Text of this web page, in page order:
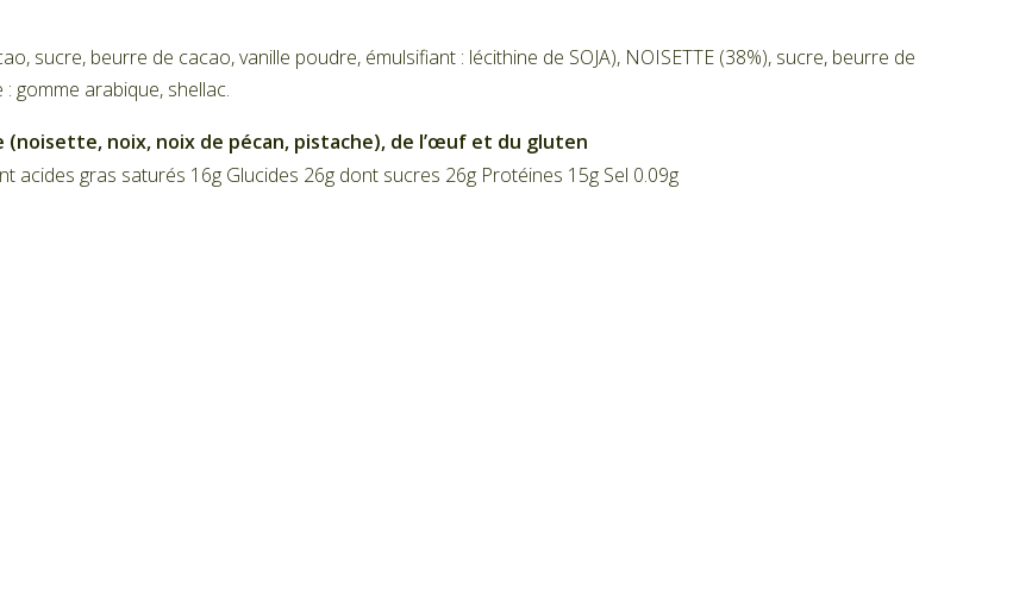
sucre, beurre de cacao, vanille poudre, émulsifiant : lécithine de SOJA), NOISETTE (38%), sucre, beurre de
gomme arabique, shellac.
noix, noix de pécan, pistache), de l’œuf et du gluten
acides gras saturés 16g Glucides 26g dont sucres 26g Protéines 15g Sel 0.09g